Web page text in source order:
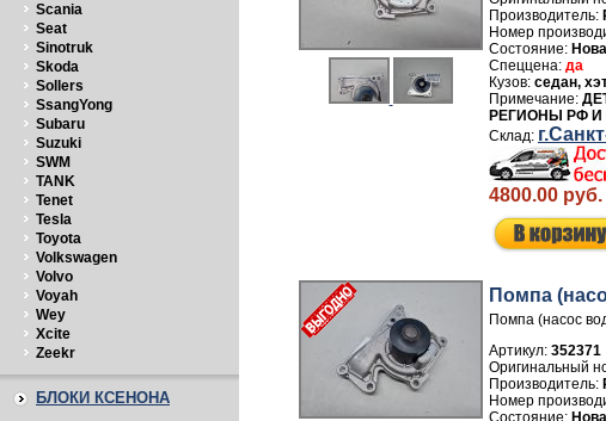
Scania
Seat
Sinotruk
Skoda
Sollers
SsangYong
Subaru
Suzuki
SWM
TANK
Tenet
Tesla
Toyota
Volkswagen
Volvo
Voyah
Wey
Xcite
Zeekr
БЛОКИ КСЕНОНА
Производитель:
Номер
да
седан,
РЕГИОНЫ РФ И
4800.00 руб.
Помпа
Помпа (насос
Артикул: 352371
Производитель:
Номер